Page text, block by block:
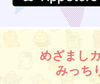
めざまし
みっち